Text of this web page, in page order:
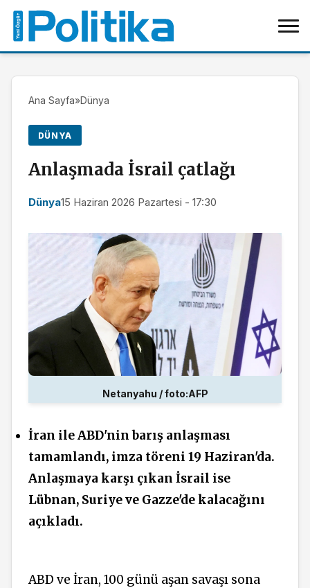
Ana Sayfa»Dünya
DÜNYA
Anlaşmada İsrail çatlağı
Dünya15 Haziran 2026 Pazartesi - 17:30
Netanyahu / foto:AFP
İran ile ABD'nin barış anlaşması
tamamlandı, imza töreni 19 Haziran'da.
Anlaşmaya karşı çıkan İsrail ise
Lübnan, Suriye ve Gazze'dekalacağını
açıkladı.
ABD ve İran, 100 günü aşan savaşı sona